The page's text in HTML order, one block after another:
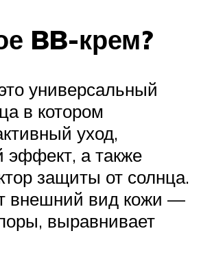
BB-крем?
универсальный
в котором
уход,
а также
защиты от солнца.
внешний вид кожи —
выравнивает